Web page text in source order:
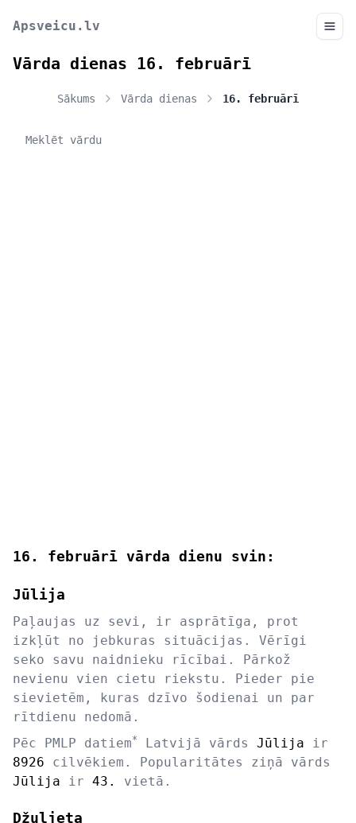
Apsveicu.lv
Vārda dienas 16. februārī
Sākums Vārda dienas 16. februārī
16. februārī vārda dienu svin:
Jūlija
Paļaujas uz sevi, ir asprātīga, prot
izkļūt no jebkuras situācijas. Vērīgi
seko savu naidnieku rīcībai. Pārkož
nevienu vien cietu riekstu. Pieder pie
sievietēm, kuras dzīvo šodienai un par
rītdienu nedomā.
Pēc PMLP datiem* Latvijā vārds Jūlija ir
8926 cilvēkiem. Popularitātes ziņā vārds
Jūlija ir 43. vietā.
Džuljeta